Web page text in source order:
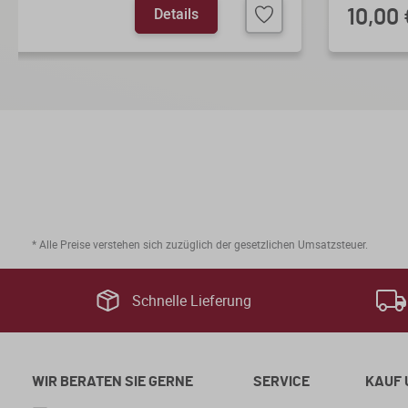
Details 10,00
* Alle Preise verstehen sich zuzüglich der gesetzlichen Umsatzsteuer.
Schnelle Lieferung
WIR BERATEN SIE GERNE SERVICE KAUF